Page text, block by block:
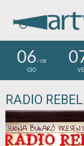
06/ 08
GIO
RADIO